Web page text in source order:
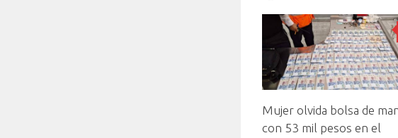
Mujer olvida bolsa de
con 53 mil pesos en el